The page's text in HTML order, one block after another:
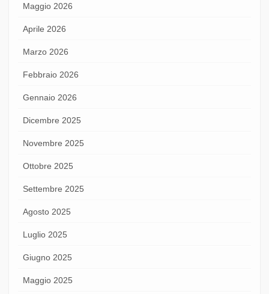
Maggio 2026
Aprile 2026
Marzo 2026
Febbraio 2026
Gennaio 2026
Dicembre 2025
Novembre 2025
Ottobre 2025
Settembre 2025
Agosto 2025
Luglio 2025
Giugno 2025
Maggio 2025